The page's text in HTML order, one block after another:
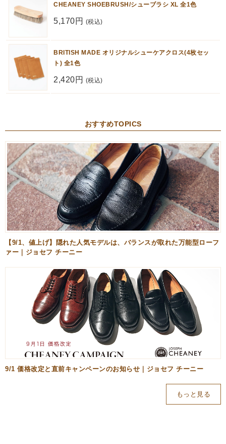
CHEANEY SHOEBRUSH/シューブラシ XL 全1色
5,170円 (税込)
BRITISH MADE オリジナルシューケアクロス(4枚セッ
ト) 全1色
2,420円 (税込)
おすすめTOPICS
【9/1、値上げ】隠れた人気モデルは、バランスが取れた万能型ローフ
ァー｜ジョセフ チーニー
9/1 価格改定と直前キャンペーンのお知らせ｜ジョセフ チーニー
もっと見る